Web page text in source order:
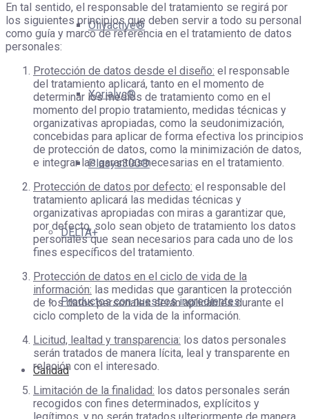
Olivactive®
Xorialyc®
Plasys300®
DELTA+
Productos con nuestros ingredientes
Calidad
En tal sentido, el responsable del tratamiento se regirá por
los siguientes principios que deben servir a todo su personal
como guía y marco de referencia en el tratamiento de datos
personales:
Protección de datos desde el diseño: el responsable
del tratamiento aplicará, tanto en el momento de
determinar los medios de tratamiento como en el
momento del propio tratamiento, medidas técnicas y
organizativas apropiadas, como la seudonimización,
concebidas para aplicar de forma efectiva los principios
de protección de datos, como la minimización de datos,
e integrar las garantías necesarias en el tratamiento.
Protección de datos por defecto: el responsable del
tratamiento aplicará las medidas técnicas y
organizativas apropiadas con miras a garantizar que,
por defecto, solo sean objeto de tratamiento los datos
personales que sean necesarios para cada uno de los
fines específicos del tratamiento.
Protección de datos en el ciclo de vida de la
información: las medidas que garanticen la protección
de los datos personales serán aplicables durante el
ciclo completo de la vida de la información.
Licitud, lealtad y transparencia: los datos personales
serán tratados de manera lícita, leal y transparente en
relación con el interesado.
Limitación de la finalidad: los datos personales serán
recogidos con fines determinados, explícitos y